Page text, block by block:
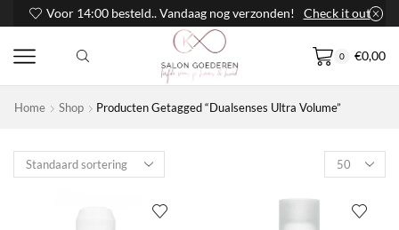
Voor 14:00 besteld.. Vandaag nog verzonden! Check it out
0 €0,00
Home Shop Producten Getagged “Dualsenses Ultra Volume”
Products
per